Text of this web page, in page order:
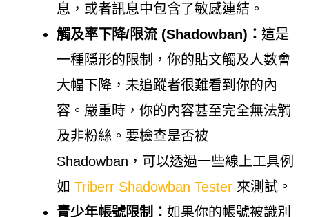
息，或者訊息中包含了敏感連結。
觸及率下降/限流 (Shadowban)： 這是
一種隱形的限制，你的貼文觸及人數會
大幅下降，未追蹤者很難看到你的內
容。嚴重時，你的內容甚至完全無法觸
及非粉絲。要檢查是否被
Shadowban，可以透過一些線上工具例
如 Triberr Shadowban Tester來測試。
青少年帳號限制： 如果你的帳號被識別